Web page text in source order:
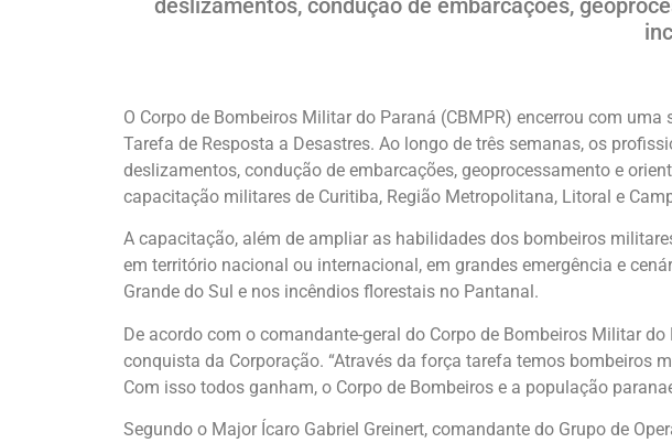
O Corpo de Bombeiros Militar do Paraná (CBMPR) encerrou com
Tarefa de Resposta a Desastres. Ao longo de três semanas, os
deslizamentos, condução de embarcações, geoprocessamento e
capacitação militares de Curitiba, Região Metropolitana, Litoral e
A capacitação, além de ampliar as habilidades dos bombeiros
em território nacional ou internacional, em grandes emergência e
Grande do Sul e nos incêndios florestais no Pantanal.
De acordo com o comandante-geral do Corpo de Bombeiros Militar
conquista da Corporação. “Através da força tarefa temos bombeiros
Com isso todos ganham, o Corpo de Bombeiros e a população
Segundo o Major Ícaro Gabriel Greinert, comandante do Grupo de